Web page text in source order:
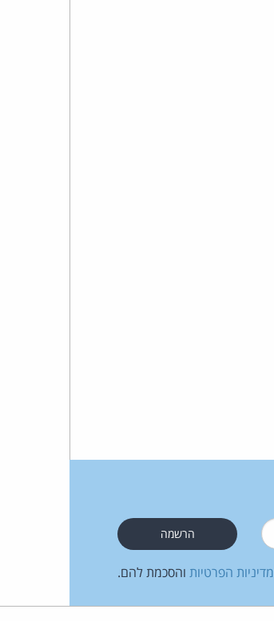
מדיניות הפרטיות והסכמת להם.